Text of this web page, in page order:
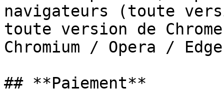
navigateurs (toute
toute version de
Chromium / Opera /
## **Paiement**